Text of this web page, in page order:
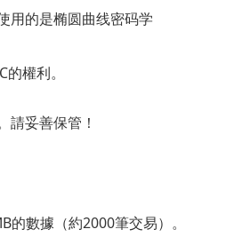
用的是椭圆曲线密码学
權利。
請妥善保管！
的數據（約2000筆交易）。